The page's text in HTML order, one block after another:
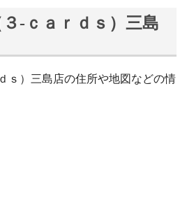
‐ｃａｒｄｓ）三島
ｓ）三島店の住所や地図などの情